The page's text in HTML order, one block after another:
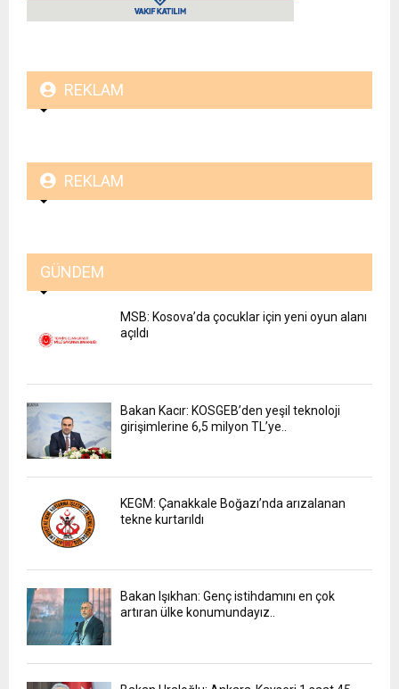
REKLAM
REKLAM
GÜNDEM
MSB: Kosova’da çocuklar için yeni oyun alanı
açıldı
Bakan Kacır: KOSGEB’den yeşil teknoloji
girişimlerine 6,5 milyon TL’ye..
KEGM: Çanakkale Boğazı’nda arızalanan
tekne kurtarıldı
Bakan Işıkhan: Genç istihdamını en çok
artıran ülke konumundayız..